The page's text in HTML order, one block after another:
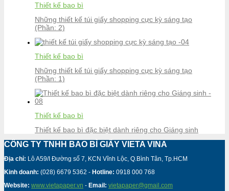
Thiết kế bao bì
Những thiết kế túi giấy shopping cực kỳ sáng tạo
(Phần: 2)
Thiết kế bao bì
Những thiết kế túi giấy shopping cực kỳ sáng tạo
(Phần: 1)
Thiết kế bao bì
Thiết kế bao bì đặc biệt dành riêng cho Giáng sinh
CÔNG TY TNHH BAO BÌ GIẤY VIETA VINA
Địa chỉ: Lô A59/I Đường số 7, KCN Vĩnh Lộc, Q.Bình Tân, Tp.HCM
Kinh doanh: (028) 6679 5362 - Hotline: 0918 000 768
Website: www.vietapaper.vn - Email: vietapaper@gmail.com